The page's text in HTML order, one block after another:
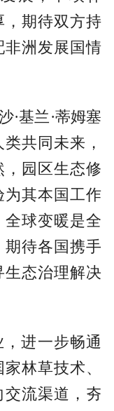
，期待双方持
非洲发展国情
·基兰·蒂姆塞
共同未来，
，园区生态修
为其本国工作
球变暖是全
期待各国携手
生态治理解决
进一步畅通
林草技术、
流渠道，夯